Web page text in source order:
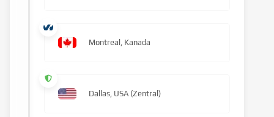
Montreal, Kanada
Dallas, USA (Zentral)